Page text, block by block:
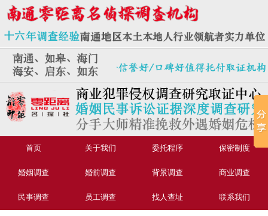
首页 关于我们 委托程序 保密制度
婚姻调查 婚前调查 背景调查 商业调查
民事调查 员工调查 找人查址 联系我们